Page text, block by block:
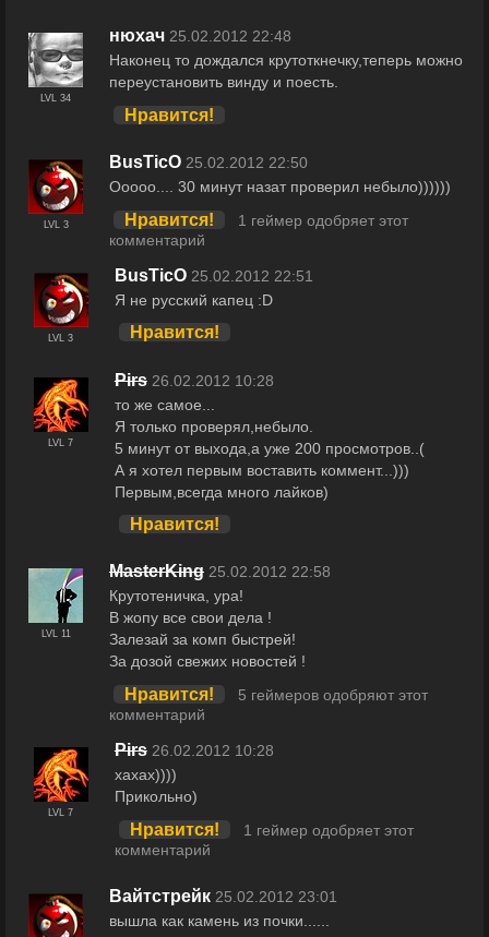
LVL 34
нюхач 25.02.2012 22:48
Наконец то дождался крутоткнечку,теперь можно
переустановить винду и поесть.
Нравится!
LVL 3
BusTicO 25.02.2012 22:50
Ооооо.... 30 минут назат проверил небыло))))))
Нравится!
1 геймер одобряет этот
комментарий
LVL 3
BusTicO 25.02.2012 22:51
Я не русский капец :D
Нравится!
LVL 7
Pirs 26.02.2012 10:28
то же самое...
Я только проверял,небыло.
5 минут от выхода,а уже 200 просмотров..(
А я хотел первым воставить коммент...)))
Первым,всегда много лайков)
Нравится!
LVL 11
MasterKing 25.02.2012 22:58
Крутотеничка, ура!
В жопу все свои дела !
Залезай за комп быстрей!
За дозой свежих новостей !
Нравится!
5 геймеров одобряют этот
комментарий
LVL 7
Pirs 26.02.2012 10:28
хахах))))
Прикольно)
Нравится!
1 геймер одобряет этот
комментарий
Вайтстрейк 25.02.2012 23:01
вышла как камень из почки......